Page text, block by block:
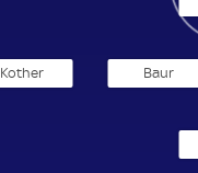
Baur
Kother